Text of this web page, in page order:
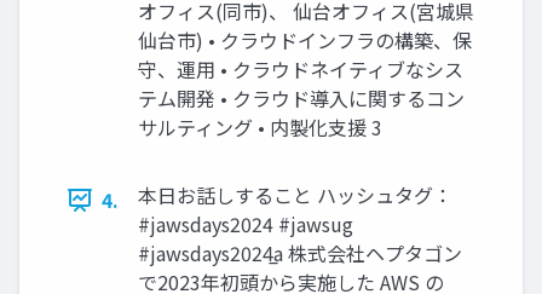
オフィス(同市)、 仙台オフィス(宮城県
仙台市) • クラウドインフラの構築、保
守、運用 • クラウドネイティブなシス
テム開発 • クラウド導入に関するコン
サルティング • 内製化支援 3
4.
本日お話しすること ハッシュタグ：
#jawsdays2024 #jawsug
#jawsdays2024̲a 株式会社ヘプタゴン
で2023年初頭から実施した AWS の